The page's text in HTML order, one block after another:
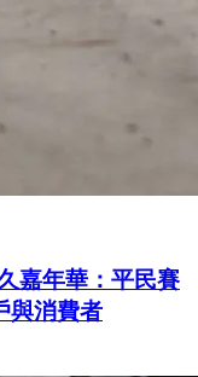
嘉年華：平民賽
與消費者